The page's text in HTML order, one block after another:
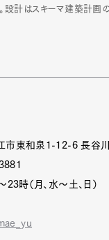
設計はスキーマ建築計画
市東和泉1-12-6 長谷
時（月、水～土、日）